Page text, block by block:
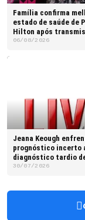
Família confirma
estado de saúde de
Hilton após
vivo
06/08/2026
Jeana Keough
prognóstico incerto
diagnóstico tardio
língua
30/07/2026